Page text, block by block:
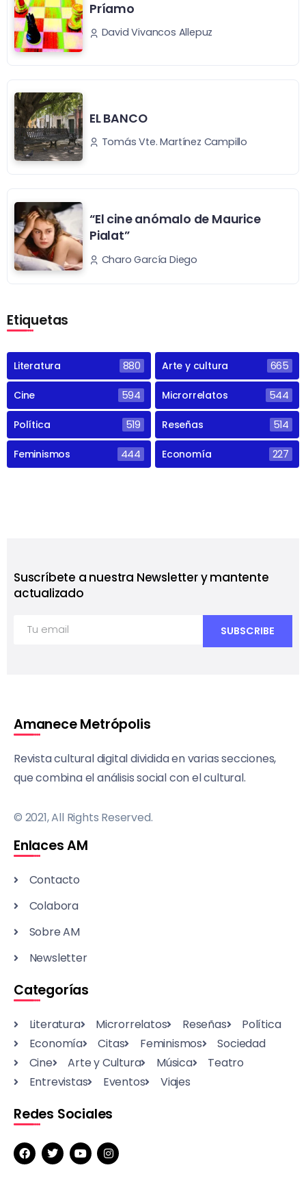
Príamo
David Vivancos Allepuz
EL BANCO
Tomás Vte. Martínez Campillo
“El cine anómalo de Maurice
Pialat”
Charo García Diego
Etiquetas
Literatura 880 Arte y cultura 665
Cine 594 Microrrelatos 544
Política 519 Reseñas 514
Feminismos 444 Economía 227
Suscríbete a nuestra Newsletter y mantente
actualizado
Amanece Metrópolis
Revista cultural digital dividida en varias secciones,
que combina el análisis social con el cultural.
© 2021, All Rights Reserved.
Enlaces AM
Contacto
Colabora
Sobre AM
Newsletter
Categorías
Literatura Microrrelatos Reseñas
Política
Economía
Citas Feminismos
Sociedad
Cine
Arte y Cultura Música
Teatro
Entrevistas
Eventos Viajes
Redes Sociales